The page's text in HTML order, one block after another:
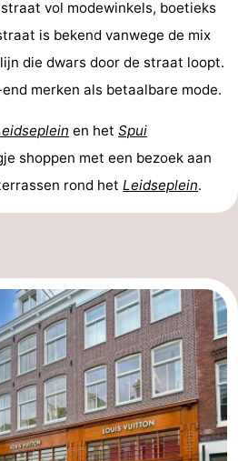
vol modewinkels, boetieks
is bekend vanwege de mix
die dwars door de straat loopt.
merken als betaalbare mode.
en het Spui
shoppen met een bezoek aan
rond het Leidseplein.